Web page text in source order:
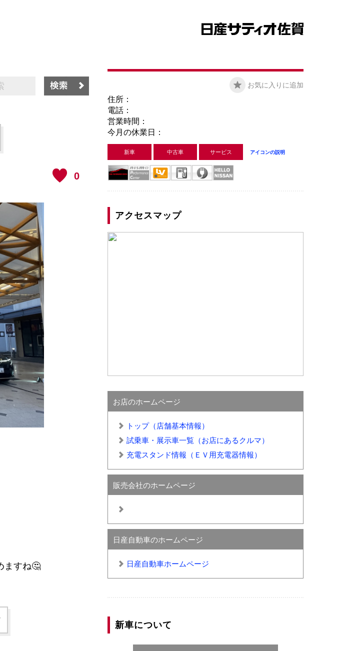
0
ますね🤔
お気に入りに追加
住所：
電話：
営業時間：
今月の休業日：
新車 中古車 サービス アイコンの説明
アクセスマップ
お店のホームページ
トップ（店舗基本情報）
試乗車・展示車一覧（お店にあるクルマ）
充電スタンド情報（ＥＶ用充電器情報）
販売会社のホームページ
日産自動車のホームページ
日産自動車ホームページ
新車について